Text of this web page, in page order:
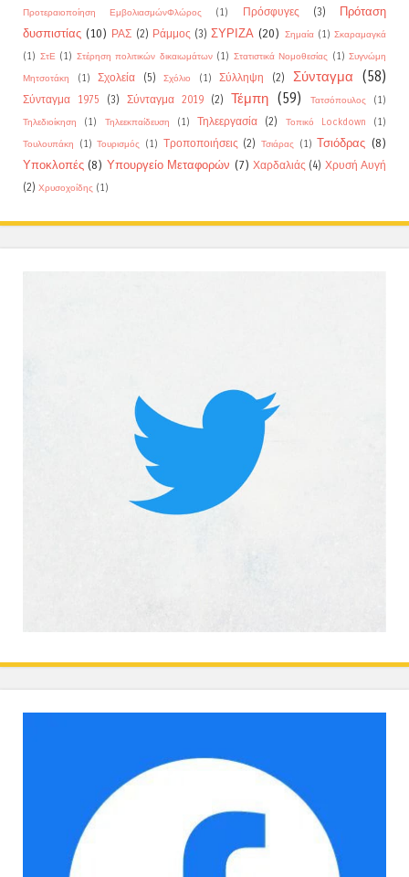
Προτεραιοποίηση ΕμβολιασμώνΦλώρος (1) Πρόσφυγες (3)
Πρόταση
δυσπιστίας (10) ΡΑΣ (2) Ράμμος (3) ΣΥΡΙΖΑ (20) Σημαία (1) Σκαραμαγκά
(1) ΣτΕ (1) Στέρηση πολιτικών δικαιωμάτων (1) Στατιστικά Νομοθεσίας (1) Συγνώμη
Μητσοτάκη
(1) Σχολεία (5) Σχόλιο (1) Σύλληψη (2) Σύνταγμα (58)
Σύνταγμα 1975 (3) Σύνταγμα 2019 (2) Τέμπη (59) Τατσόπουλος
(1)
Τηλεδιοίκηση
(1) Τηλεεκπαίδευση (1) Τηλεεργασία (2) Τοπικό Lockdown
(1)
Τουλουπάκη
(1) Τουρισμός (1) Τροποποιήσεις (2) Τσιάρας (1) Τσιόδρας (8)
Υποκλοπές (8) Υπουργείο Μεταφορών (7) Χαρδαλιάς (4) Χρυσή Αυγή
(2) Χρυσοχοίδης (1)